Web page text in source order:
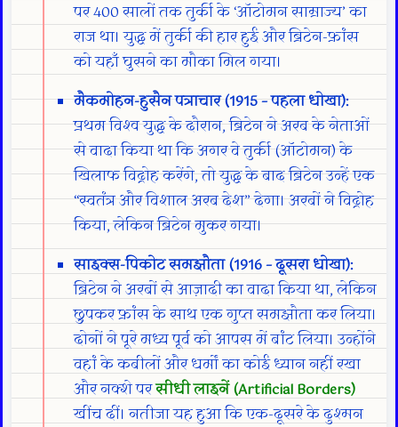
पर 400 सालों तक तुर्की के ‘ऑटोमन साम्राज्य’ का
राज था। युद्ध में तुर्की की हार हुई और ब्रिटेन-फ्रांस
को यहाँ घुसने का मौका मिल गया।
मैकमोहन-हुसैन पत्राचार (1915 – पहला धोखा):
प्रथम विश्व युद्ध के दौरान, ब्रिटेन ने अरब के नेताओं
से वादा किया था कि अगर वे तुर्की (ऑटोमन) के
खिलाफ विद्रोह करेंगे, तो युद्ध के बाद ब्रिटेन उन्हें एक
“स्वतंत्र और विशाल अरब देश” देगा। अरबों ने विद्रोह
किया, लेकिन ब्रिटेन मुकर गया।
साइक्स-पिकोट समझौता (1916 – दूसरा धोखा):
ब्रिटेन ने अरबों से आज़ादी का वादा किया था, लेकिन
छुपकर फ्रांस के साथ एक गुप्त समझौता कर लिया।
दोनों ने पूरे मध्य पूर्व को आपस में बांट लिया। उन्होंने
वहां के कबीलों और धर्मों का कोई ध्यान नहीं रखा
और नक्शे परसीधी लाइनें (Artificial Borders)
खींच दीं। नतीजा यह हुआ कि एक-दूसरे के दुश्मन